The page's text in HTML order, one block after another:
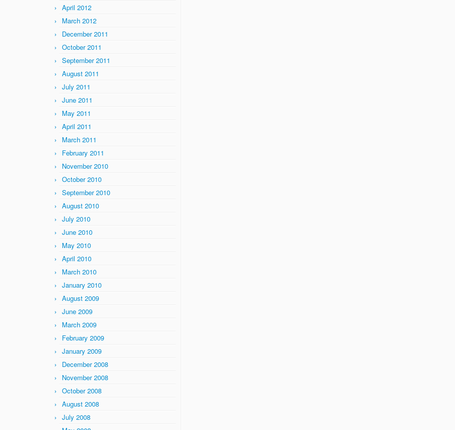
April 2012
March 2012
December 2011
October 2011
September 2011
August 2011
July 2011
June 2011
May 2011
April 2011
March 2011
February 2011
November 2010
October 2010
September 2010
August 2010
July 2010
June 2010
May 2010
April 2010
March 2010
January 2010
August 2009
June 2009
March 2009
February 2009
January 2009
December 2008
November 2008
October 2008
August 2008
July 2008